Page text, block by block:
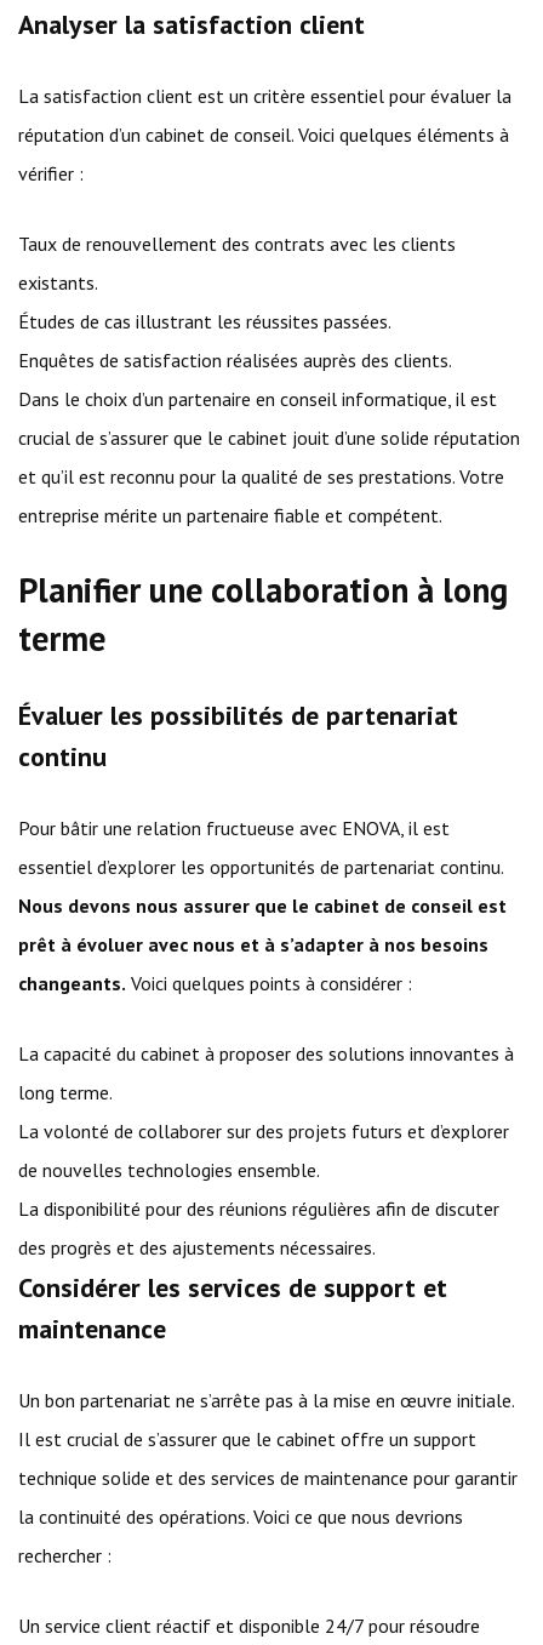
Analyser la satisfaction client
La satisfaction client est un critère essentiel pour évaluer la
réputation d’un cabinet de conseil. Voici quelques éléments à
vérifier :
Taux de renouvellement des contrats avec les clients
existants.
Études de cas illustrant les réussites passées.
Enquêtes de satisfaction réalisées auprès des clients.
Dans le choix d’un partenaire en conseil informatique, il est
crucial de s’assurer que le cabinet jouit d’une solide réputation
et qu’il est reconnu pour la qualité de ses prestations. Votre
entreprise mérite un partenaire fiable et compétent.
Planifier une collaboration à long
terme
Évaluer les possibilités de partenariat
continu
Pour bâtir une relation fructueuse avec ENOVA, il est
essentiel d’explorer les opportunités de partenariat continu.
Nous devons nous assurer que le cabinet de conseil est
prêt à évoluer avec nous et à s’adapter à nos besoins
changeants. Voici quelques points à considérer :
La capacité du cabinet à proposer des solutions innovantes à
long terme.
La volonté de collaborer sur des projets futurs et d’explorer
de nouvelles technologies ensemble.
La disponibilité pour des réunions régulières afin de discuter
des progrès et des ajustements nécessaires.
Considérer les services de support et
maintenance
Un bon partenariat ne s’arrête pas à la mise en œuvre initiale.
Il est crucial de s’assurer que le cabinet offre un support
technique solide et des services de maintenance pour garantir
la continuité des opérations. Voici ce que nous devrions
rechercher :
Un service client réactif et disponible 24/7 pour résoudre